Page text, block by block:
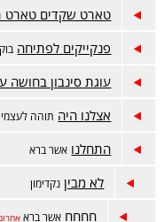
טארט שקדים טארט
פנקייקים לפתיחה
עוגת סינבון בחושה
אצלנו היה תוהה לעצמי
התחלנו אשר ברא
לא מבין נקדימון
חחחח אשר ברא